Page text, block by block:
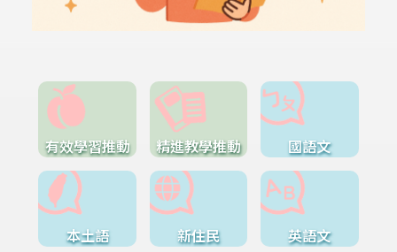
有效學習推動 精進教學推動 國語文
本土語 新住民 英語文